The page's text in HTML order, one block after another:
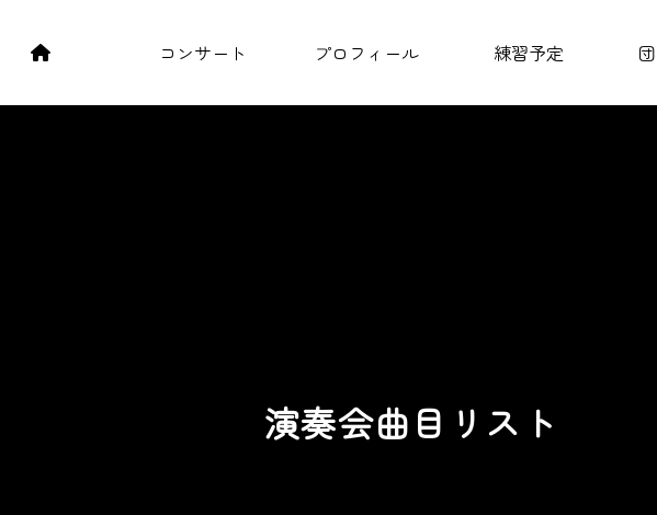
コンサート プロフィール 練習予定
演奏会曲目リスト